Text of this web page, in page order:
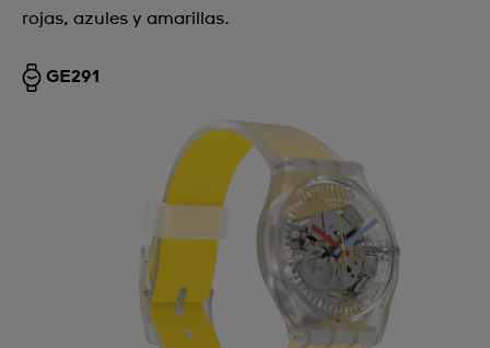
rojas, azules y amarillas.
GE291